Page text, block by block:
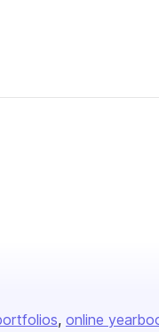
online